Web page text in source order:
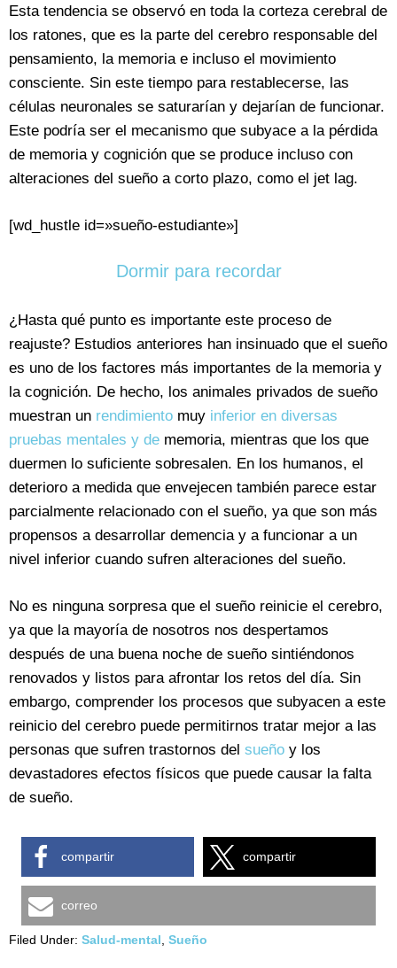
Esta tendencia se observó en toda la corteza cerebral de
los ratones, que es la parte del cerebro responsable del
pensamiento, la memoria e incluso el movimiento
consciente. Sin este tiempo para restablecerse, las
células neuronales se saturarían y dejarían de funcionar.
Este podría ser el mecanismo que subyace a la pérdida
de memoria y cognición que se produce incluso con
alteraciones del sueño a corto plazo, como el jet lag.
[wd_hustle id=»sueño-estudiante»]
Dormir para recordar
¿Hasta qué punto es importante este proceso de
reajuste? Estudios anteriores han insinuado que el sueño
es uno de los factores más importantes de la memoria y
la cognición. De hecho, los animales privados de sueño
muestran un rendimiento muy inferior en diversas
pruebas mentales y de memoria, mientras que los que
duermen lo suficiente sobresalen. En los humanos, el
deterioro a medida que envejecen también parece estar
parcialmente relacionado con el sueño, ya que son más
propensos a desarrollar demencia y a funcionar a un
nivel inferior cuando sufren alteraciones del sueño.
No es ninguna sorpresa que el sueño reinicie el cerebro,
ya que la mayoría de nosotros nos despertamos
después de una buena noche de sueño sintiéndonos
renovados y listos para afrontar los retos del día. Sin
embargo, comprender los procesos que subyacen a este
reinicio del cerebro puede permitirnos tratar mejor a las
personas que sufren trastornos del sueño y los
devastadores efectos físicos que puede causar la falta
de sueño.
compartir compartir
correo
Filed Under: Salud-mental Sueño